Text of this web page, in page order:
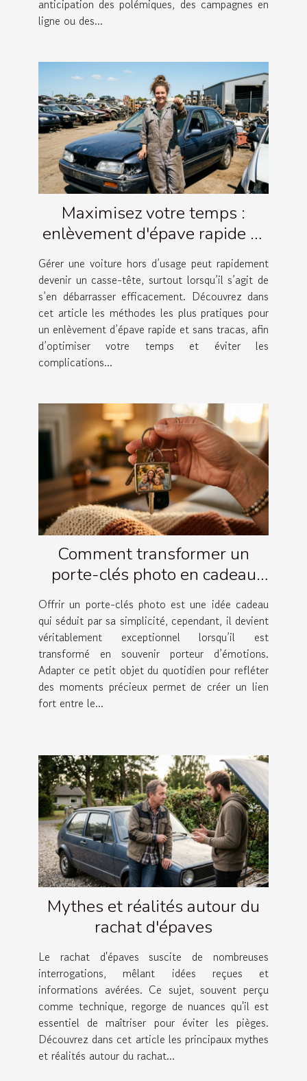
anticipation des polémiques, des campagnes en
ligne ou des...
Maximisez votre temps :
enlèvement d'épave rapide et
simple
Gérer une voiture hors d’usage peut rapidement
devenir un casse-tête, surtout lorsqu’il s’agit de
s’en débarrasser efficacement. Découvrez dans
cet article les méthodes les plus pratiques pour
un enlèvement d’épave rapide et sans tracas, afin
d’optimiser votre temps et éviter les
complications...
Comment transformer un
porte-clés photo en cadeau
émotionnel ?
Offrir un porte-clés photo est une idée cadeau
qui séduit par sa simplicité, cependant, il devient
véritablement exceptionnel lorsqu’il est
transformé en souvenir porteur d’émotions.
Adapter ce petit objet du quotidien pour refléter
des moments précieux permet de créer un lien
fort entre le...
Mythes et réalités autour du
rachat d'épaves
Le rachat d'épaves suscite de nombreuses
interrogations, mêlant idées reçues et
informations avérées. Ce sujet, souvent perçu
comme technique, regorge de nuances qu'il est
essentiel de maîtriser pour éviter les pièges.
Découvrez dans cet article les principaux mythes
et réalités autour du rachat...